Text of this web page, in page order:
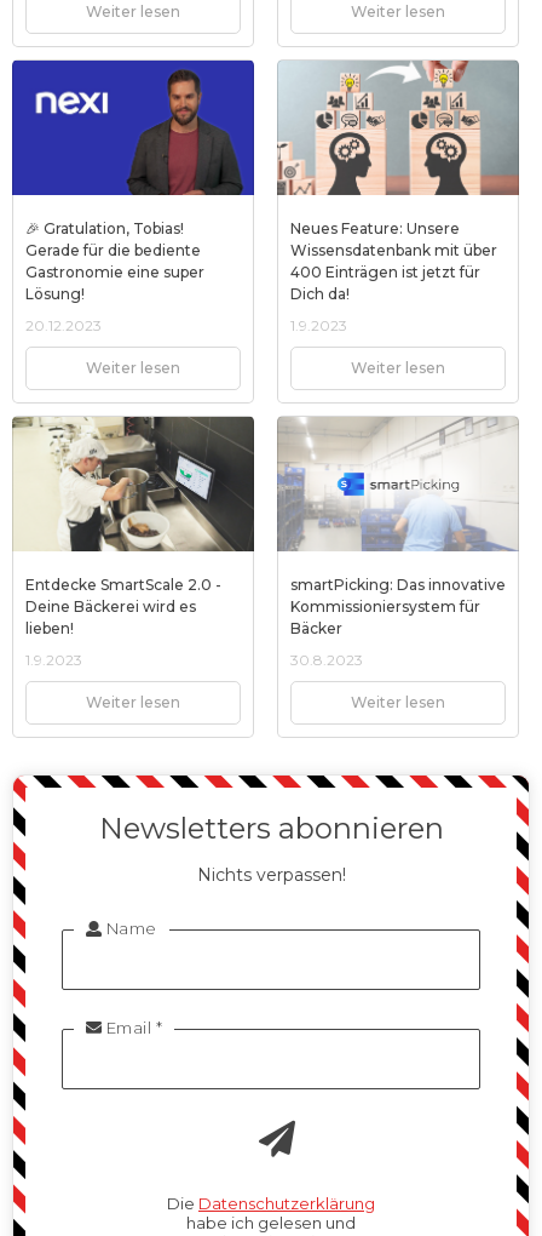
Weiter lesen Weiter lesen
🎉 Gratulation, Tobias!
Gerade für die bediente
Gastronomie eine super
Lösung!
20.12.2023
Weiter lesen
Neues Feature: Unsere
Wissensdatenbank mit über
400 Einträgen ist jetzt für
Dich da!
1.9.2023
Weiter lesen
Entdecke SmartScale 2.0 -
Deine Bäckerei wird es
lieben!
1.9.2023
Weiter lesen
smartPicking: Das innovative
Kommissioniersystem für
Bäcker
30.8.2023
Weiter lesen
Newsletters abonnieren
Nichts verpassen!
 Name
 Email *
Die Datenschutzerklärung
habe ich gelesen und